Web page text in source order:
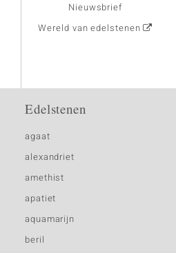
Nieuwsbrief
Wereld van edelstenen
Edelstenen
agaat
alexandriet
amethist
apatiet
aquamarijn
beril